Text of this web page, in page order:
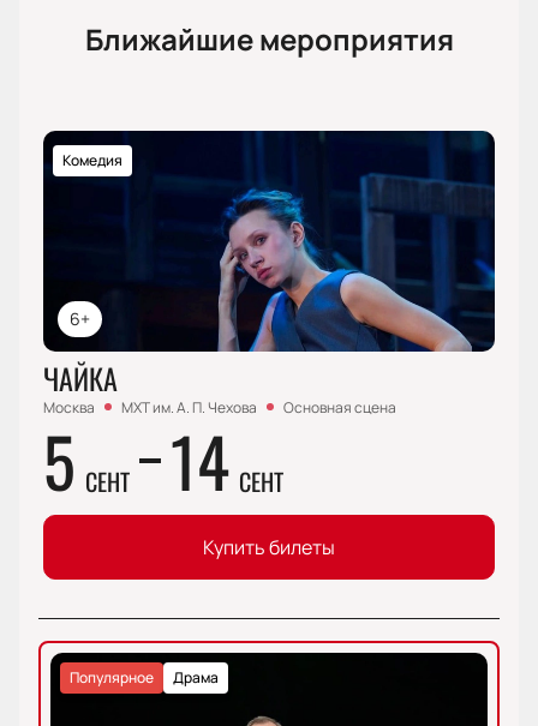
Ближайшие мероприятия
6+
Комедия
ЧАЙКА
Москва МХТ им. А. П. Чехова Основная сцена
5 СЕНТ 14 СЕНТ
Купить билеты
Драма
Популярное